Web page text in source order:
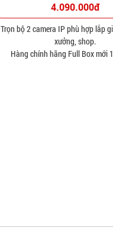
4.090.000đ
Trọn bộ 2 camera IP phù hợp lắp
xưởng, shop.
Hàng chính hãng Full Box mới